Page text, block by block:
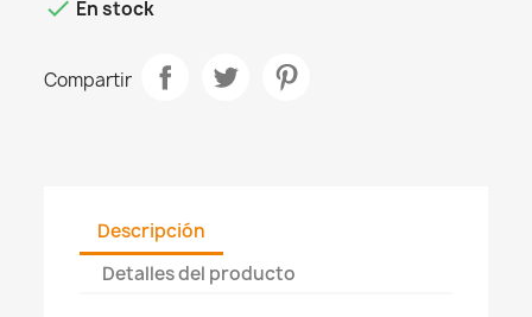
 En stock
Compartir
Descripción
Detalles del producto